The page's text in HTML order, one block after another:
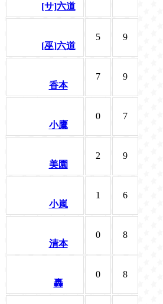
[サ]六道
[巫]六道
5 9
香本
7 9
小鷹
0 7
美園
2 9
小嵐
1 6
清本
0 8
轟
0 8